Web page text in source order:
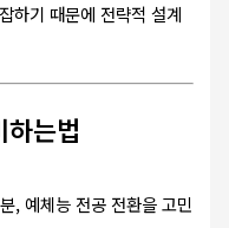
하기 때문에 전략적 설계
는법
, 예체능 전공 전환을 고민